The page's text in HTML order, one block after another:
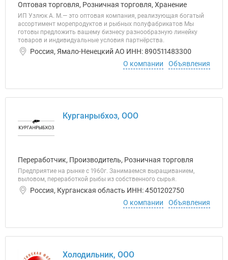
Оптовая торговля, Розничная торговля, Хранение
ИП Узлюк А. М.— это оптовая компания, реализующая богатый
ассортимент морепродуктов и рыбных полуфабрикатов Мы
готовы предложить вашему бизнесу разнообразную линейку
товаров и индивидуальные условия партнёрства.
Россия, Ямало-Ненецкий АО ИНН: 890511483300
О компании
Объявления
Курганрыбхоз, ООО
Переработчик, Производитель, Розничная торговля
Предприятие на рынке с 1960г. Занимаемся выращиванием,
выловом, переработкой рыбы из собственного сырья.
Россия, Курганская область ИНН: 4501202750
О компании
Объявления
Холодильник, ООО